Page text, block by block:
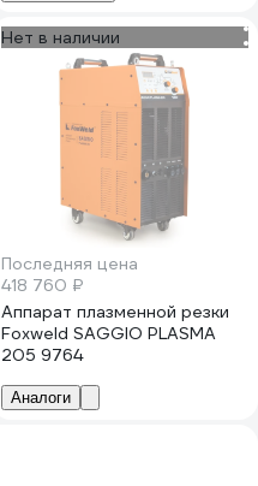
Нет в наличии
Последняя цена
418 760 ₽
Аппарат плазменной резки
Foxweld SAGGIO PLASMA
205 9764
Аналоги